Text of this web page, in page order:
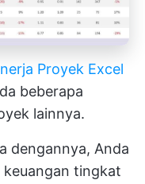
Proyek Excel
beberapa
lainnya.
dengannya, Anda
tingkat